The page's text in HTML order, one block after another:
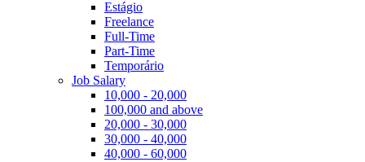
Estágio
Freelance
Full-Time
Part-Time
Temporário
Job Salary
10,000 - 20,000
100,000 and above
20,000 - 30,000
30,000 - 40,000
40,000 - 60,000